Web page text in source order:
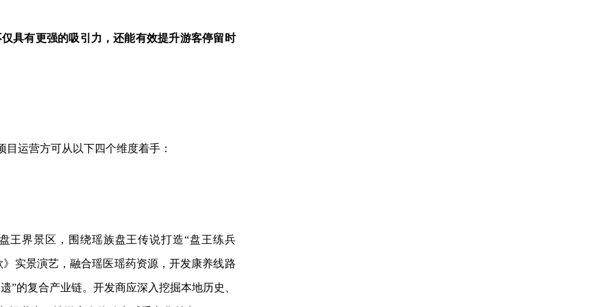
具有更强的吸引力，还能有效提升游客停留时
目运营方可从以下四个维度着手：
王界景区，围绕瑶族盘王传说打造“盘王练兵
实景演艺，融合瑶医瑶药资源，开发康养线路
”的复合产业链。开发商应深入挖掘本地历史、